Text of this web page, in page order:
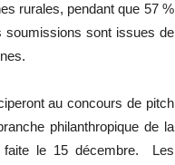
rurales, pendant que 57 %
soumissions sont issues de
au concours de pitch
philanthropique de la
faite le 15 décembre. Les